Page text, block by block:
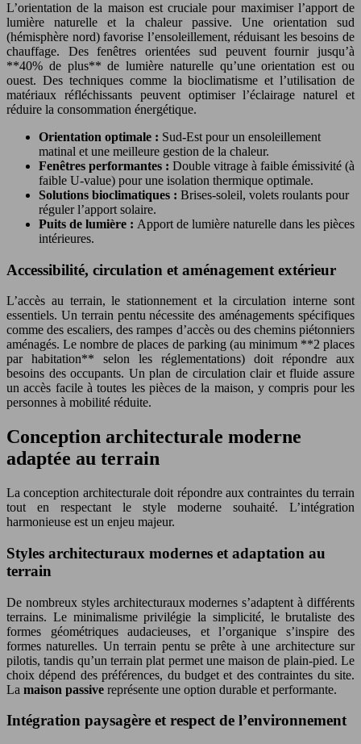
L’orientation de la maison est cruciale pour maximiser l’apport de
lumière naturelle et la chaleur passive. Une orientation sud
(hémisphère nord) favorise l’ensoleillement, réduisant les besoins de
chauffage. Des fenêtres orientées sud peuvent fournir jusqu’à
**40% de plus** de lumière naturelle qu’une orientation est ou
ouest. Des techniques comme la bioclimatisme et l’utilisation de
matériaux réfléchissants peuvent optimiser l’éclairage naturel et
réduire la consommation énergétique.
Orientation optimale : Sud-Est pour un ensoleillement
matinal et une meilleure gestion de la chaleur.
Fenêtres performantes : Double vitrage à faible émissivité (à
faible U-value) pour une isolation thermique optimale.
Solutions bioclimatiques : Brises-soleil, volets roulants pour
réguler l’apport solaire.
Puits de lumière : Apport de lumière naturelle dans les pièces
intérieures.
Accessibilité, circulation et aménagement extérieur
L’accès au terrain, le stationnement et la circulation interne sont
essentiels. Un terrain pentu nécessite des aménagements spécifiques
comme des escaliers, des rampes d’accès ou des chemins piétonniers
aménagés. Le nombre de places de parking (au minimum **2 places
par habitation** selon les réglementations) doit répondre aux
besoins des occupants. Un plan de circulation clair et fluide assure
un accès facile à toutes les pièces de la maison, y compris pour les
personnes à mobilité réduite.
Conception architecturale moderne
adaptée au terrain
La conception architecturale doit répondre aux contraintes du terrain
tout en respectant le style moderne souhaité. L’intégration
harmonieuse est un enjeu majeur.
Styles architecturaux modernes et adaptation au
terrain
De nombreux styles architecturaux modernes s’adaptent à différents
terrains. Le minimalisme privilégie la simplicité, le brutaliste des
formes géométriques audacieuses, et l’organique s’inspire des
formes naturelles. Un terrain pentu se prête à une architecture sur
pilotis, tandis qu’un terrain plat permet une maison de plain-pied. Le
choix dépend des préférences, du budget et des contraintes du site.
La maison passive représente une option durable et performante.
Intégration paysagère et respect de l’environnement